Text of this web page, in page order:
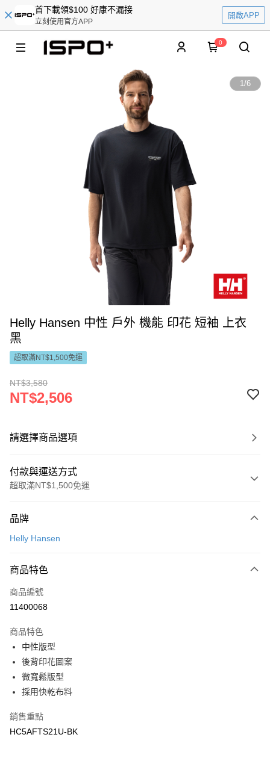
首下載領$100 好康不漏接
立刻使用官方APP
開啟APP
0
1/6
Helly Hansen 中性 戶外 機能 印花 短袖 上衣
黑
超取滿NT$1,500免運
NT$3,580
NT$2,506
請選擇商品選項
付款與運送方式
超取滿NT$1,500免運
信用卡一次付款
Apple Pay
悠遊付
7-11取貨(快速到店)
每筆NT$100，滿NT$1,500(含以上)免運費
宅配-本島
每筆NT$100，滿NT$1,500(含以上)免運費
品牌
Helly Hansen
商品特色
商品編號
11400068
商品特色
中性版型
後背印花圖案
微寬鬆版型
採用快乾布料
銷售重點
HC5AFTS21U-BK